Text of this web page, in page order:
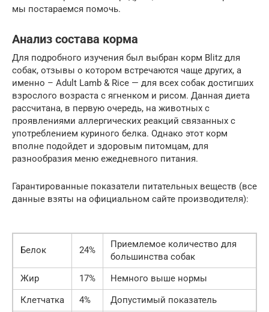
мы постараемся помочь.
Анализ состава корма
Для подробного изучения был выбран корм Blitz для
собак, отзывы о котором встречаются чаще других, а
именно – Adult Lamb & Rice — для всех собак достигших
взрослого возраста с ягненком и рисом. Данная диета
рассчитана, в первую очередь, на животных с
проявлениями аллергических реакций связанных с
употреблением куриного белка. Однако этот корм
вполне подойдет и здоровым питомцам, для
разнообразия меню ежедневного питания.
Гарантированные показатели питательных веществ (все
данные взяты на официальном сайте производителя):
Белок 24%
Приемлемое количество для
большинства собак
Жир
17%
Немного выше нормы
Клетчатка
4%
Допустимый показатель